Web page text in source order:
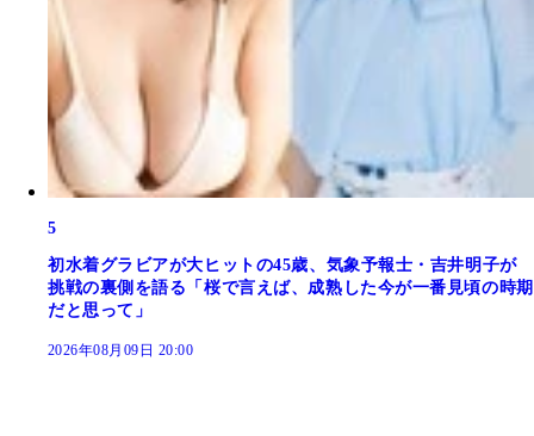
5
初水着グラビアが大ヒットの45歳、気象予報士・吉井明子が
挑戦の裏側を語る「桜で言えば、成熟した今が一番見頃の時期
だと思って」
2026年08月09日 20:00